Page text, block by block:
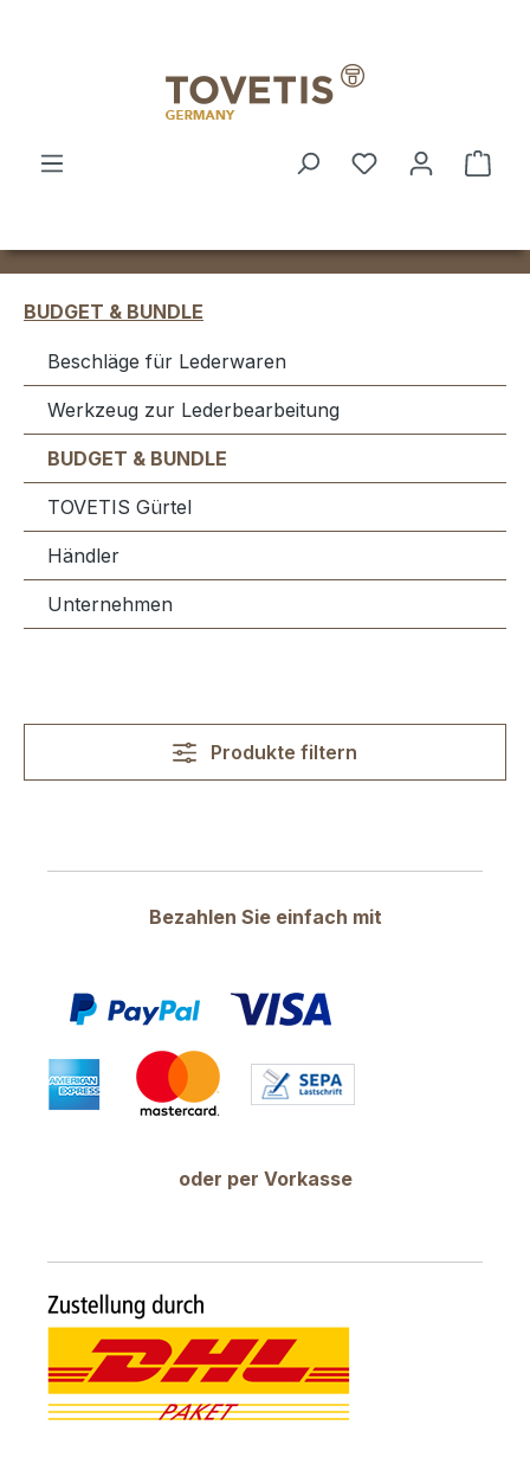
BUDGET & BUNDLE
Beschläge für Lederwaren
Werkzeug zur Lederbearbeitung
BUDGET & BUNDLE
TOVETIS Gürtel
Händler
Unternehmen
Produkte filtern
Bezahlen Sie einfach mit
oder per Vorkasse